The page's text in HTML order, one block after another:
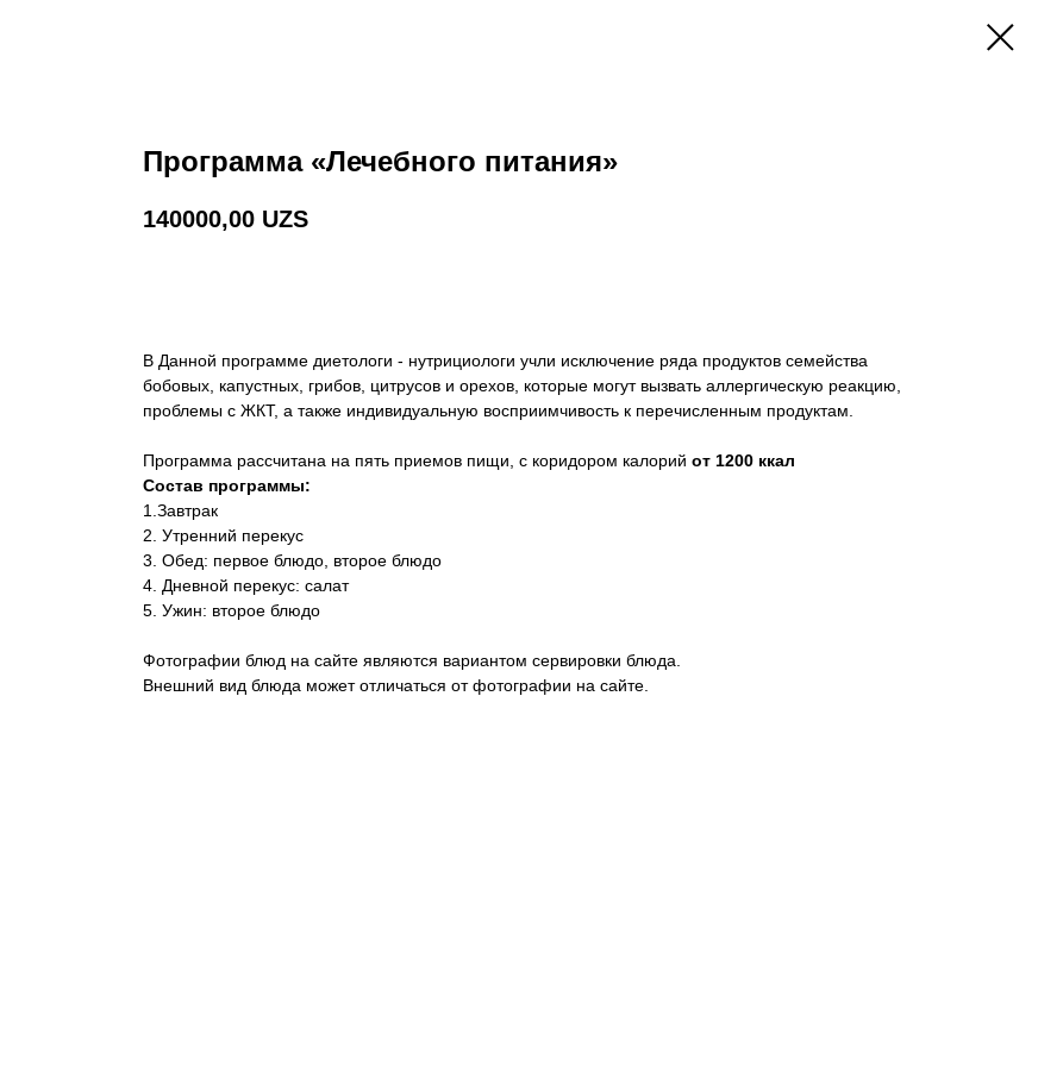
Программа «Лечебного питания»
140000,00 UZS
В Данной программе диетологи - нутрициологи учли исключение ряда продуктов семейства
бобовых, капустных, грибов, цитрусов и орехов, которые могут вызвать аллергическую реакцию,
проблемы с ЖКТ, а также индивидуальную восприимчивость к перечисленным продуктам.
Программа рассчитана на пять приемов пищи, с коридором калорий от 1200 ккал
Состав программы:
1.Завтрак
2. Утренний перекус
3. Обед: первое блюдо, второе блюдо
4. Дневной перекус: салат
5. Ужин: второе блюдо
Фотографии блюд на сайте являются вариантом сервировки блюда.
Внешний вид блюда может отличаться от фотографии на сайте.